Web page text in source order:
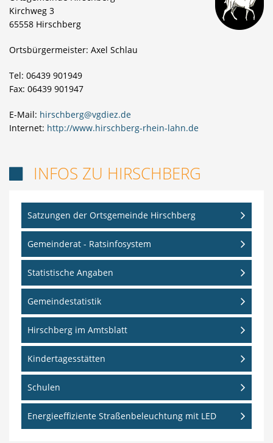
Kirchweg 3
65558 Hirschberg
Ortsbürgermeister: Axel Schlau
Tel: 06439 901949
Fax: 06439 901947
E-Mail: hirschberg@vgdiez.de
Internet: http://www.hirschberg-rhein-lahn.de
INFOS ZU HIRSCHBERG
Satzungen der Ortsgemeinde Hirschberg
Gemeinderat - Ratsinfosystem
Statistische Angaben
Gemeindestatistik
Hirschberg im Amtsblatt
Kindertagesstätten
Schulen
Energieeffiziente Straßenbeleuchtung mit LED